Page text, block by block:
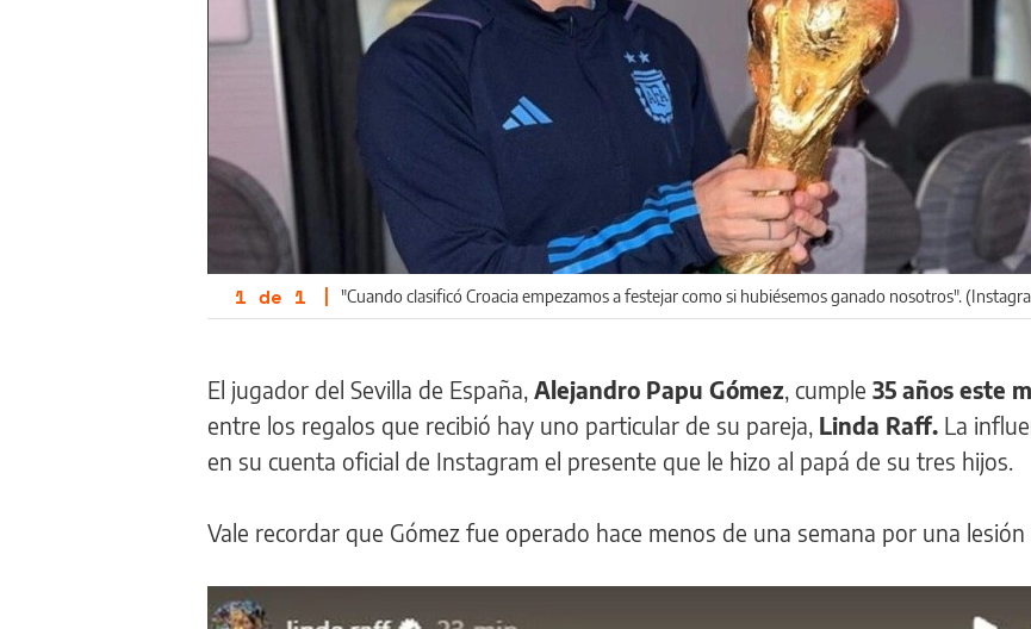
1 de 1 | "Cuando clasificó Croacia empezamos a festejar como si hubiésemos ganado nosotros".
El jugador del Sevilla de España, Alejandro Papu Gómez , cumple 35 años este
entre los regalos que recibió hay uno particular de su pareja, Linda Raff. La
en su cuenta oficial de Instagram el presente que le hizo al papá de su tres hijos.
Vale recordar que Gómez fue operado hace menos de una semana por una lesión